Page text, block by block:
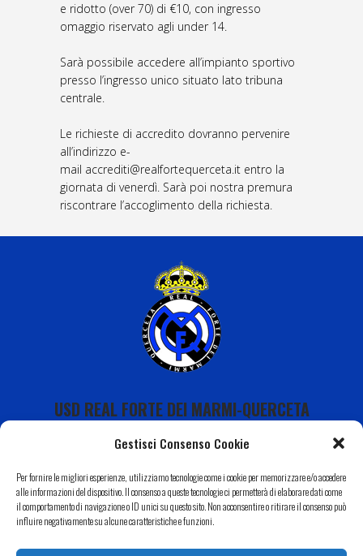
Gestisci Consenso Cookie
Per fornire le migliori esperienze, utilizziamo tecnologie come i cookie per memorizzare e/o accedere
alle informazioni del dispositivo. Il consenso a queste tecnologie ci permetterà di elaborare dati come
il comportamento di navigazione o ID unici su questo sito. Non acconsentire o ritirare il consenso può
influire negativamente su alcune caratteristiche e funzioni.
e ridotto (over 70) di €10, con ingresso
omaggio riservato agli under 14.
Sarà possibile accedere all’impianto sportivo
presso l’ingresso unico situato lato tribuna
centrale.
Le richieste di accredito dovranno pervenire
all’indirizzo e-
mail accrediti@realfortequerceta.it entro la
giornata di venerdì. Sarà poi nostra premura
riscontrare l’accoglimento della richiesta.
USD REAL FORTE DEI MARMI-QUERCETA
Calendario